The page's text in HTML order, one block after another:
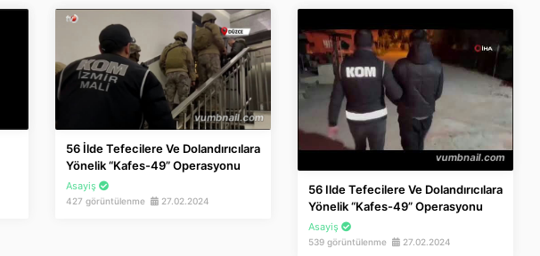
56 İlde Tefecilere Ve Dolandırıcılara
Yönelik “Kafes-49” Operasyonu
Asayiş
427 görüntülenme 27.02.2024
56 Ilde Tefecilere Ve Dolandırıcılara
Yönelik “Kafes-49” Operasyonu
Asayiş
539 görüntülenme 27.02.2024